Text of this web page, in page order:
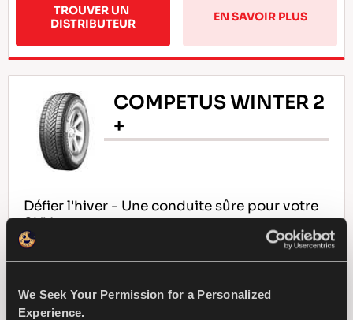
We Seek Your Permission for a Personalized
Experience.
TROUVER UN
DISTRIBUTEUR
EN SAVOIR PLUS
COMPETUS WINTER 2
+
Défier l'hiver - Une conduite sûre pour votre
SUV
MANIPULATION DE NEIGE